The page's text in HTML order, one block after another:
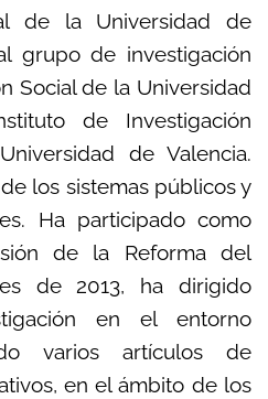
de la Universidad de
grupo de investigación
Social de la Universidad
de Investigación
de Valencia.
los sistemas públicos y
Ha participado como
de la Reforma del
de 2013, ha dirigido
en el entorno
varios artículos de
en el ámbito de los